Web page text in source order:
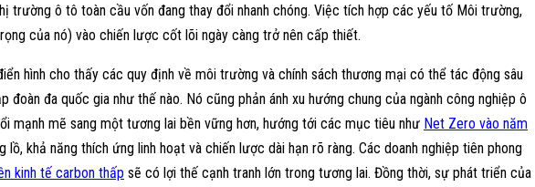
trường ô tô toàn cầu vốn đang thay đổi nhanh chóng. Việc tích hợp các yếu tố Môi trường,
của nó) vào chiến lược cốt lõi ngày càng trở nên cấp thiết.
hình cho thấy các quy định về môi trường và chính sách thương mại có thể tác động sâu
đa quốc gia như thế nào. Nó cũng phản ánh xu hướng chung của ngành công nghiệp ô
mạnh mẽ sang một tương lai bền vững hơn, hướng tới các mục tiêu như Net Zero vào năm
lồ, khả năng thích ứng linh hoạt và chiến lược dài hạn rõ ràng. Các doanh nghiệp tiên phong
kinh tế carbon thấp sẽ có lợi thế cạnh tranh lớn trong tương lai. Đồng thời, sự phát triển của